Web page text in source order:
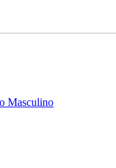
Masculino